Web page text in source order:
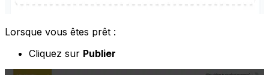
Lorsque vous êtes prêt :
Cliquez sur Publier